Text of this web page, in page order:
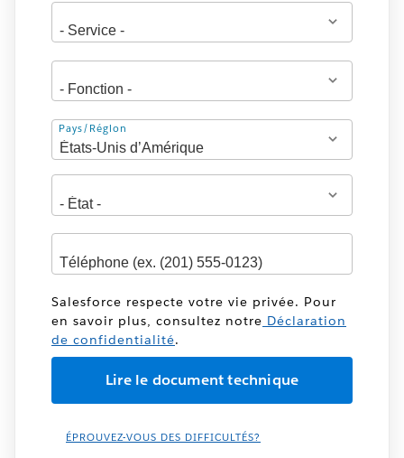
Adresse
Pays/Région
Salesforce respecte votre vie privée. Pour
en savoir plus, consultez notre Déclaration
de confidentialité.
ÉPROUVEZ-VOUS DES DIFFICULTÉS?